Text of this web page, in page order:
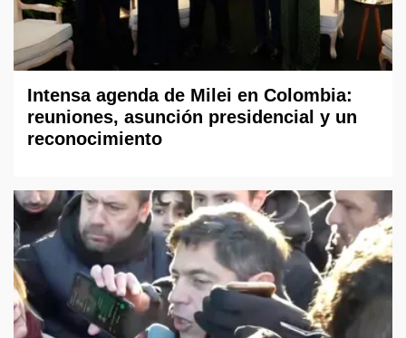
Intensa agenda de Milei en Colombia:
reuniones, asunción presidencial y un
reconocimiento